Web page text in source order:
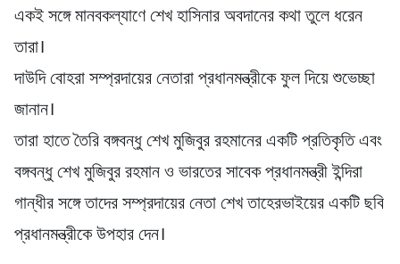
একই সঙ্গে মানবকল্যাণে শেখ হাসিনার অবদানের কথা তুলে ধরেন
তারা।
দাউদি বোহরা সম্প্রদায়ের নেতারা প্রধানমন্ত্রীকে ফুল দিয়ে শুভেচ্ছা
জানান।
তারা হাতে তৈরি বঙ্গবন্ধু শেখ মুজিবুর রহমানের একটি প্রতিকৃতি এবং
বঙ্গবন্ধু শেখ মুজিবুর রহমান ও ভারতের সাবেক প্রধানমন্ত্রী ইন্দিরা
গান্ধীর সঙ্গে তাদের সম্প্রদায়ের নেতা শেখ তাহেরভাইয়ের একটি ছবি
প্রধানমন্ত্রীকে উপহার দেন।